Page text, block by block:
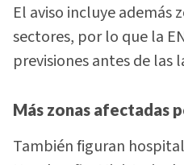
El aviso incluye además
sectores, por lo que la
previsiones antes de las
Más zonas afectadas
También figuran